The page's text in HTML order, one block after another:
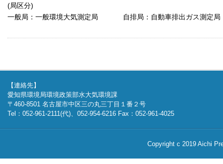
(局区分)
一般局：一般環境大気測定局
自排局：自動車排出ガス測定局
【連絡先】
愛知県環境局環境政策部水大気環境課
〒460-8501 名古屋市中区三の丸三丁目１番２号
Tel：052-961-2111(代)、052-954-6216 Fax：052-961-4025
Copyright c 2019 Aichi